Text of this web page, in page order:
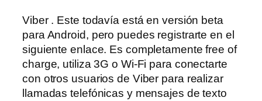
Viber . Este todavía está en versión beta
para Android, pero puedes registrarte en el
siguiente enlace. Es completamente free of
charge, utiliza 3G o Wi-Fi para conectarte
con otros usuarios de Viber para realizar
llamadas telefónicas y mensajes de texto